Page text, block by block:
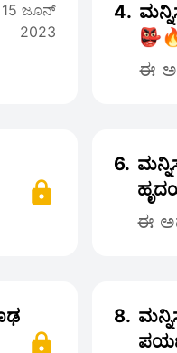
15 ಜೂನ್
2023
4.
ಈ
6.
ಈ
8.